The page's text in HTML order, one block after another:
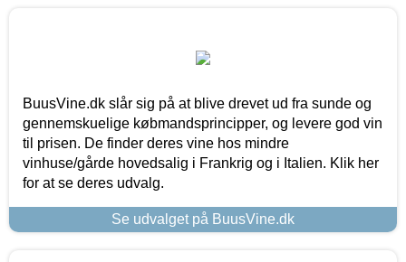
BuusVine.dk slår sig på at blive drevet ud fra sunde og
gennemskuelige købmandsprincipper, og levere god vin
til prisen. De finder deres vine hos mindre
vinhuse/gårde hovedsalig i Frankrig og i Italien. Klik her
for at se deres udvalg.
Se udvalget på BuusVine.dk